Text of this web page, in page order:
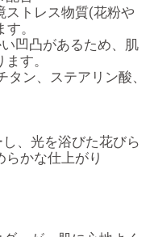
ストレス物質(花粉や
。
凹凸があるため、肌
す。
ン、ステアリン酸、
、光を浴びた花びら
かな仕上がり